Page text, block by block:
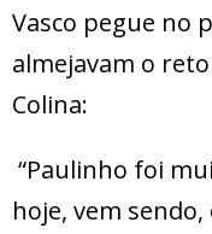
Vasco pegue no
almejavam o
Colina:
“Paulinho foi
hoje, vem